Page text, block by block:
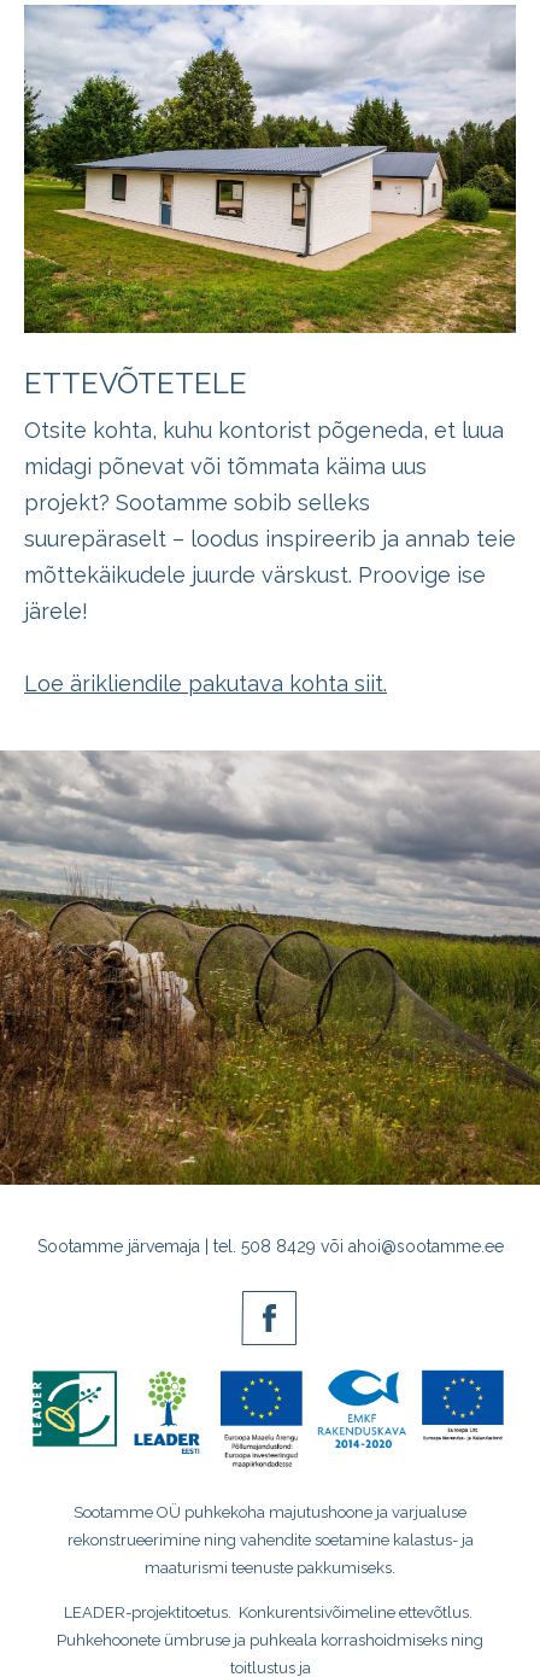
ETTEVÕTETELE
Otsite kohta, kuhu kontorist põgeneda, et luua
midagi põnevat või tõmmata käima uus
projekt? Sootamme sobib selleks
suurepäraselt – loodus inspireerib ja annab teie
mõttekäikudele juurde värskust. Proovige ise
järele!
Loe ärikliendile pakutava kohta siit.
Sootamme järvemaja | tel. 508 8429 või ahoi@sootamme.ee
Sootamme OÜ puhkekoha majutushoone ja varjualuse
rekonstrueerimine ning vahendite soetamine kalastus- ja
maaturismi teenuste pakkumiseks.
LEADER-projektitoetus. Konkurentsivõimeline ettevõtlus.
Puhkehoonete ümbruse ja puhkeala korrashoidmiseks ning
toitlustus ja